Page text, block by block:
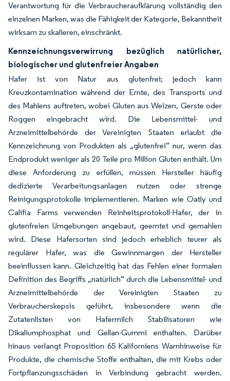
Verantwortung für die Verbraucheraufklärung vollständig den
einzelnen Marken, was die Fähigkeit der Kategorie, Bekanntheit
wirksam zu skalieren, einschränkt.
Kennzeichnungsverwirrung bezüglich natürlicher,
biologischer und glutenfreier Angaben
Hafer ist von Natur aus glutenfrei; jedoch kann
Kreuzkontamination während der Ernte, des Transports und
des Mahlens auftreten, wobei Gluten aus Weizen, Gerste oder
Roggen eingebracht wird. Die Lebensmittel- und
Arzneimittelbehörde der Vereinigten Staaten erlaubt die
Kennzeichnung von Produkten als „glutenfrei” nur, wenn das
Endprodukt weniger als 20 Teile pro Million Gluten enthält. Um
diese Anforderung zu erfüllen, müssen Hersteller häufig
dedizierte Verarbeitungsanlagen nutzen oder strenge
Reinigungsprotokolle implementieren. Marken wie Oatly und
Califia Farms verwenden Reinheitsprotokoll-Hafer, der in
glutenfreien Umgebungen angebaut, geerntet und gemahlen
wird. Diese Hafersorten sind jedoch erheblich teurer als
regulärer Hafer, was die Gewinnmargen der Hersteller
beeinflussen kann. Gleichzeitig hat das Fehlen einer formalen
Definition des Begriffs „natürlich” durch die Lebensmittel- und
Arzneimittelbehörde der Vereinigten Staaten zu
Verbraucherskepsis geführt, insbesondere wenn die
Zutatenlisten von Hafermilch Stabilisatoren wie
Dikaliumphosphat und Gellan-Gummi enthalten. Darüber
hinaus verlangt Proposition 65 Kaliforniens Warnhinweise für
Produkte, die chemische Stoffe enthalten, die mit Krebs oder
Fortpflanzungsschäden in Verbindung gebracht werden.